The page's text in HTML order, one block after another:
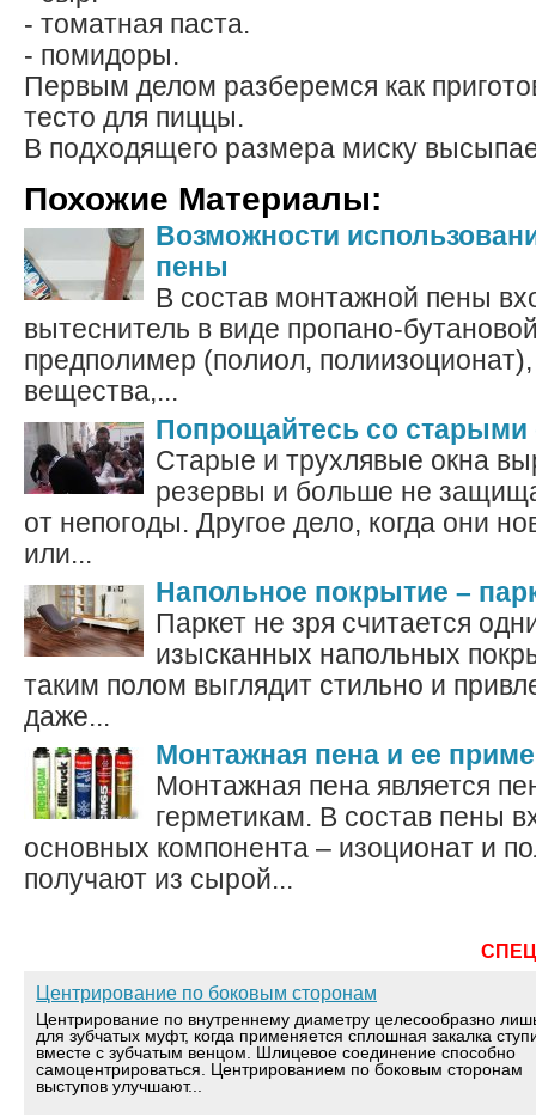
- томатная паста.
- помидоры.
Первым делом разберемся как
тесто для пиццы.
В подходящего размера миску
Похожие Материалы:
Возможности
пены
В состав монтажной пены
вытеснитель в виде пропано-
предполимер (полиол,
вещества,...
Попрощайтесь со старыми
Старые и трухлявые окна
резервы и больше не
от непогоды. Другое дело, когда они
или...
Напольное покрытие –
Паркет не зря считается
изысканных напольных
таким полом выглядит стильно и
даже...
Монтажная пена и ее
Монтажная пена является
герметикам. В состав пены
основных компонента – изоционат и
получают из сырой...
Центрирование по боковым сторонам
Центрирование по внутреннему диаметру целесообразно
для зубчатых муфт, когда применяется сплошная закалка
вместе с зубчатым венцом. Шлицевое соединение способно
самоцентрироваться. Центрированием по боковым сторонам
выступов улучшают...